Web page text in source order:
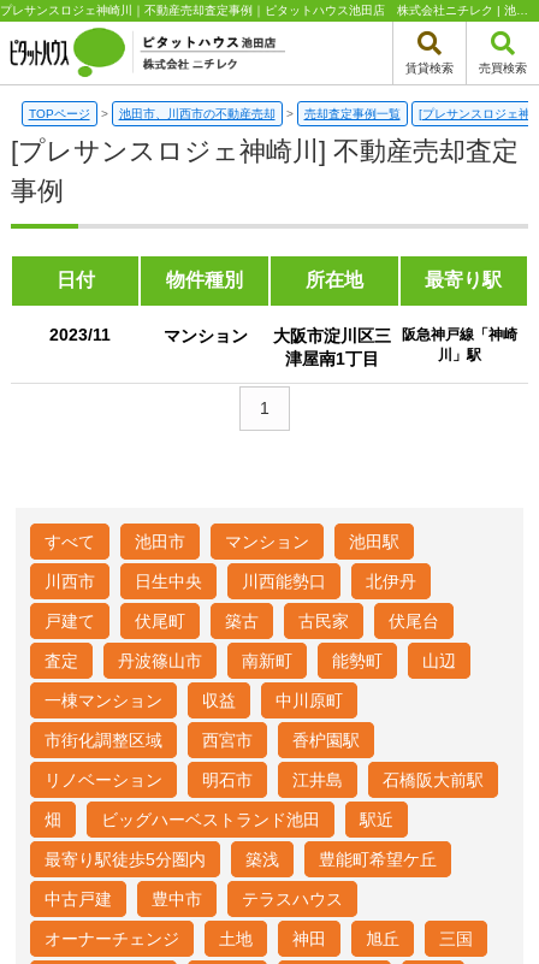
賃貸検索 売買検索
TOPページ > 池田市、川西市の不動産売却 > 売却査定事例一覧 [プレサンスロジェ神
[プレサンスロジェ神崎川] 不動産売却査定
事例
日付 物件種別 所在地 最寄り駅
2023/11 マンション
大阪市淀川区三
津屋南1丁目
阪急神戸線「神崎
川」駅
1
すべて 池田市 マンション 池田駅
川西市 日生中央 川西能勢口 北伊丹
戸建て 伏尾町 築古 古民家 伏尾台
査定 丹波篠山市 南新町 能勢町 山辺
一棟マンション 収益 中川原町
市街化調整区域 西宮市 香枦園駅
リノベーション 明石市 江井島 石橋阪大前駅
畑 ビッグハーベストランド池田 駅近
最寄り駅徒歩5分圏内 築浅 豊能町希望ケ丘
中古戸建 豊中市 テラスハウス
オーナーチェンジ 土地 神田 旭丘 三国